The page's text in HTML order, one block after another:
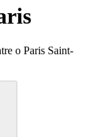
o Paris Saint-